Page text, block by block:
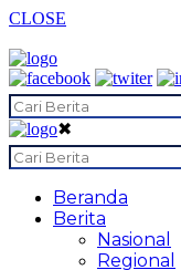
CLOSE
✖
Beranda
Berita
Nasional
Regional